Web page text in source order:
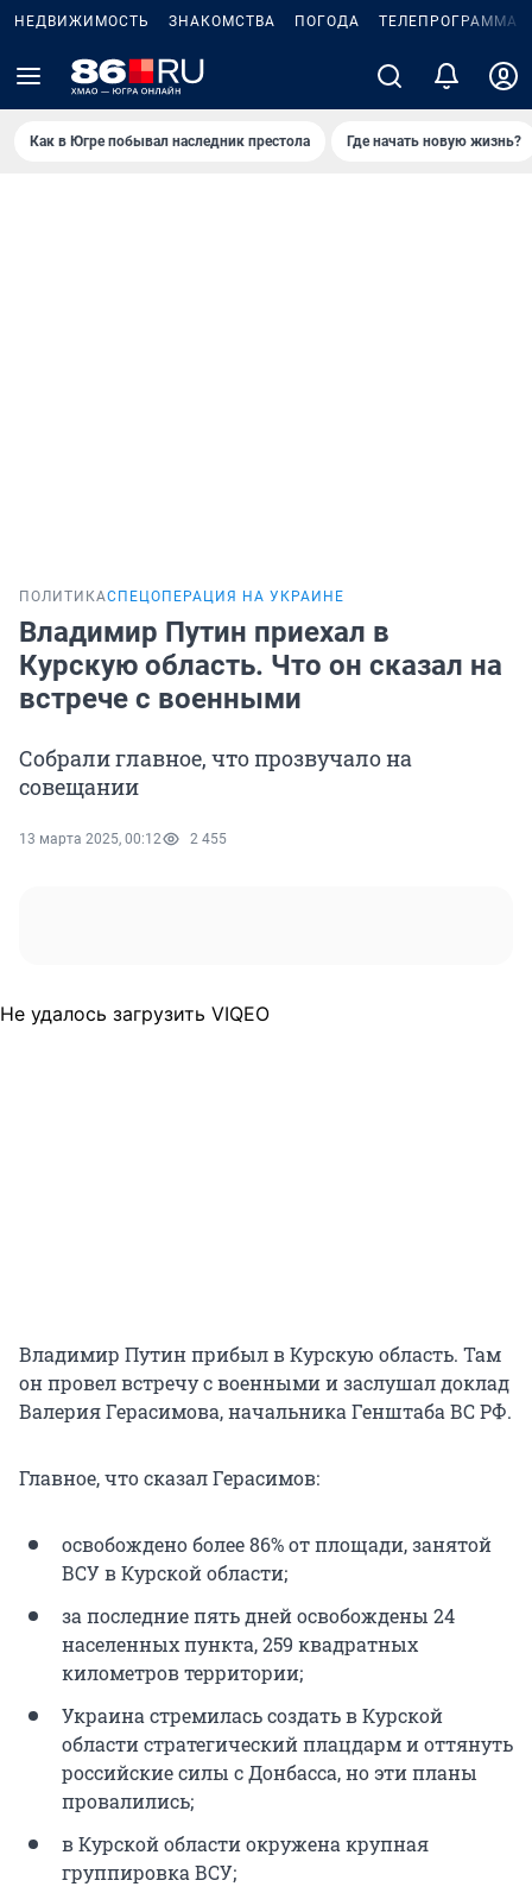
НЕДВИЖИМОСТЬ ЗНАКОМСТВА ПОГОДА ТЕЛЕПРОГРАММА
Как в Югре побывал наследник престола Где начать новую жизнь?
ПОЛИТИКАСПЕЦОПЕРАЦИЯ НА УКРАИНЕ
Владимир Путин приехал в
Курскую область. Что он сказал на
встрече с военными
Собрали главное, что прозвучало на
совещании
13 марта 2025, 00:12 2 455
Не удалось загрузить VIQEO
Владимир Путин прибыл в Курскую область. Там
он провел встречу с военными и заслушал доклад
Валерия Герасимова, начальника Генштаба ВС РФ.
Главное, что сказал Герасимов:
освобождено более 86% от площади, занятой
ВСУ в Курской области;
за последние пять дней освобождены 24
населенных пункта, 259 квадратных
километров территории;
Украина стремилась создать в Курской
области стратегический плацдарм и оттянуть
российские силы с Донбасса, но эти планы
провалились;
в Курской области окружена крупная
группировка ВСУ;